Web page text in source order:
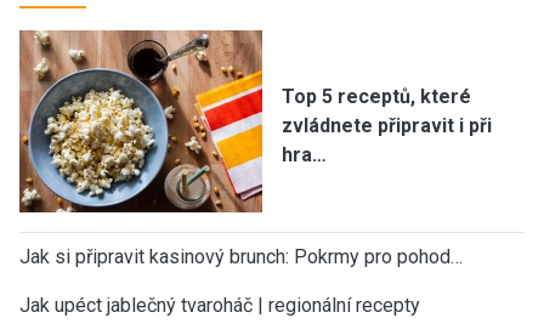
Top 5 receptů, které
zvládnete připravit i při
hra…
Jak si připravit kasinový brunch: Pokrmy pro pohod…
Jak upéct jablečný tvaroháč | regionální recepty